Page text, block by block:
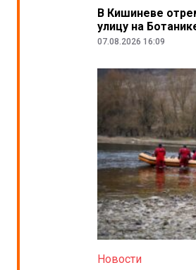
В Кишиневе
улицу на
07.08.2026 16:09
Новости